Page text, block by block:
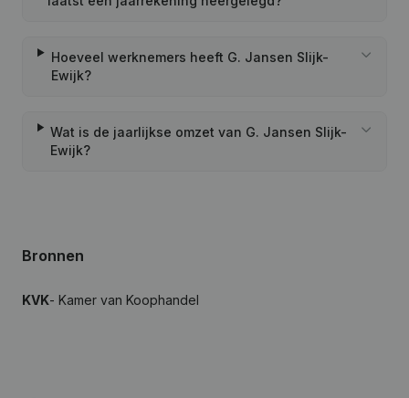
Hoeveel werknemers heeft G. Jansen Slijk-
Ewijk?
Wat is de jaarlijkse omzet van G. Jansen Slijk-
Ewijk?
Bronnen
KVK- Kamer van Koophandel